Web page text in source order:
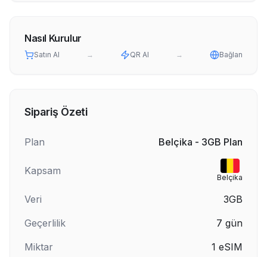
Nasıl Kurulur
Satın Al → QR Al → Bağlan
Sipariş Özeti
Plan Belçika - 3GB Plan
Kapsam
Belçika
Veri
3GB
Geçerlilik
7 gün
Miktar
1 eSIM